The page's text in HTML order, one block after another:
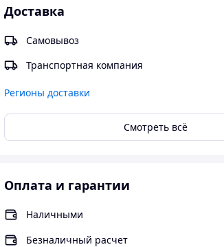
Доставка
Самовывоз
Транспортная компания
Регионы доставки
Смотреть всё
Оплата и гарантии
Наличными
Безналичный расчет